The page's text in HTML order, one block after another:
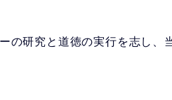
の研究と道徳の実行を志し、